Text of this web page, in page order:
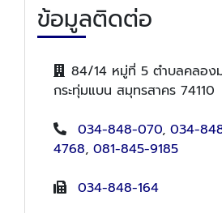
ข้อมูลติดต่อ
84/14 หมู่ที่ 5 ตำบลคลองม
กระทุ่มแบน สมุทรสาคร 74110
034-848-070, 034-
4768, 081-845-9185
034-848-164